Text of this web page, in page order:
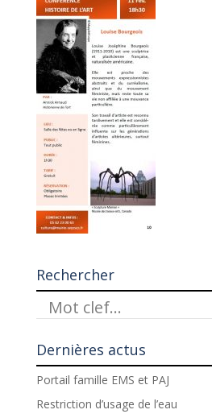
Rechercher
Dernières actus
Portail famille EMS et PAJ
Restriction d’usage de l’eau